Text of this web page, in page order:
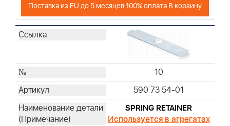
Поставка из EU до 5 месяцев 100% оплата В корзину
10
590 73 54-01
SPRING RETAINER
Используется в агрегатах